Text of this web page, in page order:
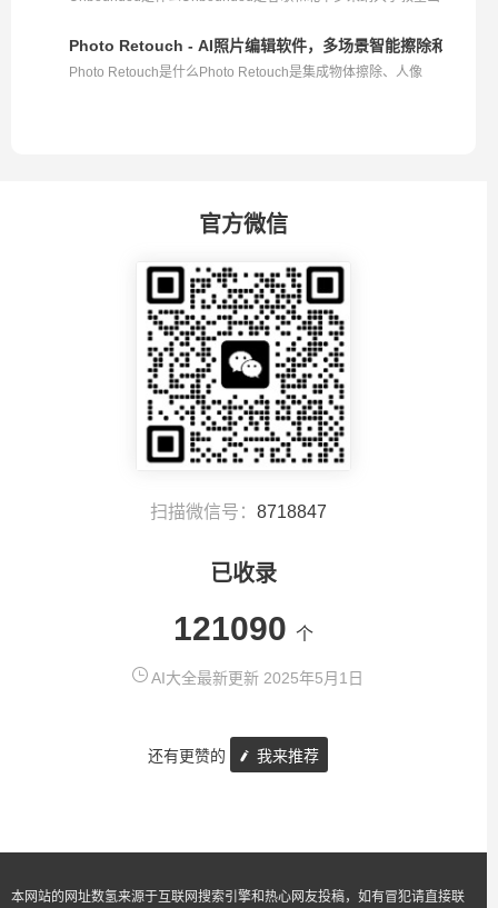
Photo Retouch - AI照片编辑软件，多场景智能擦除和修复
Photo Retouch是什么Photo Retouch是集成物体擦除、人像
官方微信
扫描微信号： 8718847
已收录
121090 个
AI大全最新更新 2025年5月1日
还有更赞的 我来推荐
本网站的网址数氢来源于互联网搜索引擎和热心网友投稿，如有冒犯请直接联